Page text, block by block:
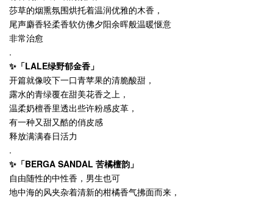
莎草的烟熏氛围烘托着温润优雅的木香，
尾声麝香轻柔香软仿佛夕阳余晖般温暖惬意
非常治愈
.
✨「LALE绿野郁金香」
开篇就像咬下一口青苹果的清脆酸甜，
露水的青绿覆在甜美花香之上，
温柔奶檀香里透出些许粉感皮革，
有一种又甜又酷的俏皮感
释放满满春日活力
.
✨「BERGA SANDAL 苦橘檀韵」
自由随性的中性香，男生也可
地中海的风夹杂着清新的柑橘香气拂面而来，